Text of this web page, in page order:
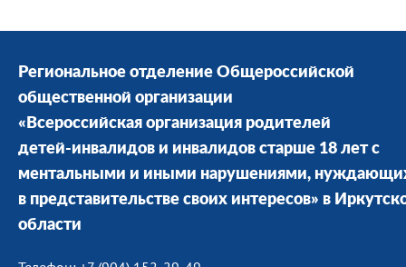
Региональное отделение Общероссийской
общественной организации
«Всероссийская организация родителей
детей-инвалидов и инвалидов старше 18 лет с
ментальными и иными нарушениями,
в представительстве своих интересов» в
области